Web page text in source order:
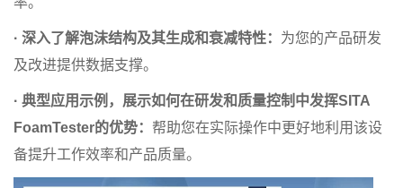
· 深入了解泡沫结构及其生成和衰减特性： 为您的产品研发
及改进提供数据支撑。
· 典型应用示例，展示如何在研发和质量控制中发挥SITA
FoamTester的优势： 帮助您在实际操作中更好地利用该设
备提升工作效率和产品质量。